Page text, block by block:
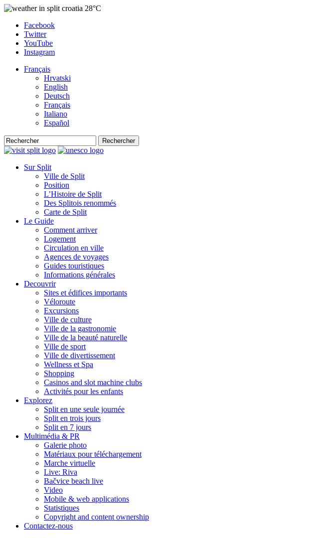
28°C
Facebook
Twitter
YouTube
Instagram
Français
Hrvatski
English
Deutsch
Français
Italiano
Español
Rechercher
Sur Split
Ville de Split
Position
L’Histoire de Split
Des Splitois renommés
Carte de Split
Le Guide
Comment arriver
Logement
Circulation en ville
Agences de voyages
Guides touristiques
Informations générales
Decouvrir
Sites et édifices importants
Véloroute
Excursions
Ville de culture
Ville de la gastronomie
Ville de la beauté naturelle
Ville de sport
Ville de divertissement
Wellness et Spa
Shopping
Casinos and slot machine clubs
Activités pour les enfants
Explorez
Split en une seule journée
Split en trois jours
Split en 7 jours
Multimédia & PR
Galerie photo
Matériaux pour téléchargement
Marche virtuelle
Live: Riva
Bačvice beach live
Video
Mobile & web applications
Statistiques
Copyright and content ownership
Contactez-nous